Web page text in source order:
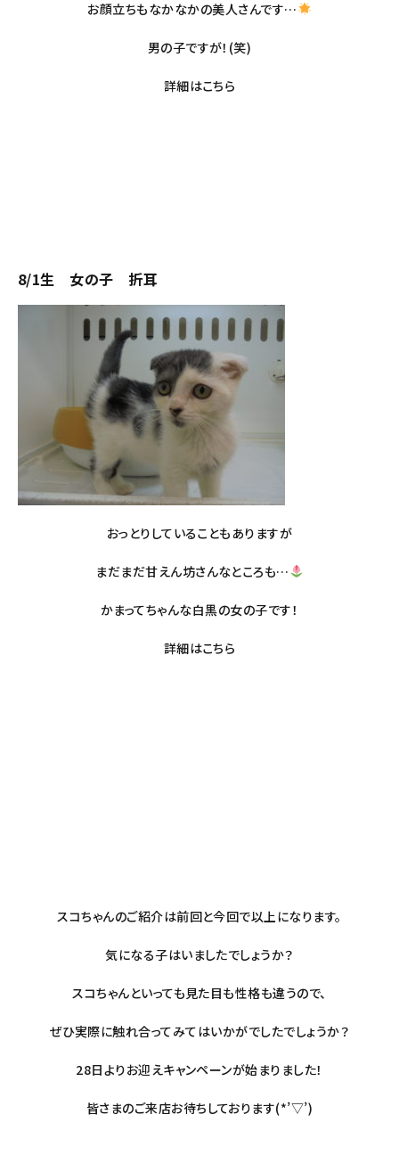
お顔立ちもなかなかの美人さんです…
男の子ですが！(笑)
詳細はこちら
8/1生 女の子 折耳
おっとりしていることもありますが
まだまだ甘えん坊さんなところも…
かまってちゃんな白黒の女の子です！
詳細はこちら
スコちゃんのご紹介は前回と今回で以上になります。
気になる子はいましたでしょうか？
スコちゃんといっても見た目も性格も違うので、
ぜひ実際に触れ合ってみてはいかがでしたでしょうか？
28日よりお迎えキャンペーンが始まりました！
皆さまのご来店お待ちしております(*’▽’)